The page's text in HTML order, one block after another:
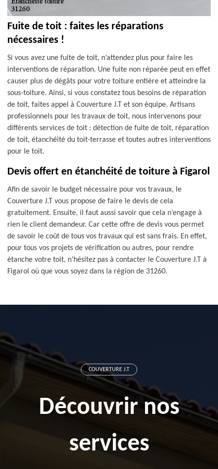
Fuite de toit : faites les réparations
nécessaires !
Si vous avez une fuite de toit, n’attendez plus pour faire les
interventions de réparation. Une fuite non réparée peut en effet
causer plus de dégâts pour votre toiture entière et atteindre la
sous-toiture. Ainsi, si vous constatez tous besoins de réparation
de toit, faites appel à Couverture J.T et son équipe. Artisans
professionnels pour les travaux de toit, nous intervenons pour
différents services de toit : détection de fuite de toit, réparation
de toit, étanchéité du toit-terrasse et toutes autres interventions
pour le toit.
Devis offert en étanchéité de toiture à Figarol
Afin de savoir le budget nécessaire pour vos travaux, le
Couverture J.T vous propose de faire le devis de cela
gratuitement. Ensuite, il faut aussi savoir que cela n’engage à
rien le client demandeur. Car cette offre de devis vous permet
de savoir le coût de tous vos travaux qui est sans frais. En effet,
pour tous vos projets de vérification ou autres, pour rendre
étanche votre toit, n’hésitez pas à contacter le Couverture J.T à
Figarol où que vous soyez dans la région de 31260.
COUVERTURE J.T
Découvrir nos
services